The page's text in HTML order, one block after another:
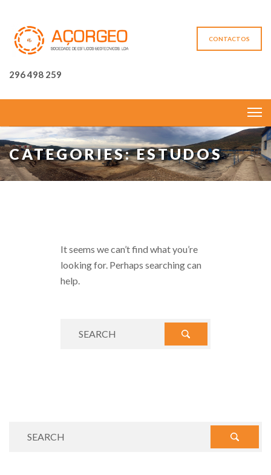
296 498 259
CONTACTOS
CATEGORIES: ESTUDOS
It seems we can’t find what you’re
looking for. Perhaps searching can
help.